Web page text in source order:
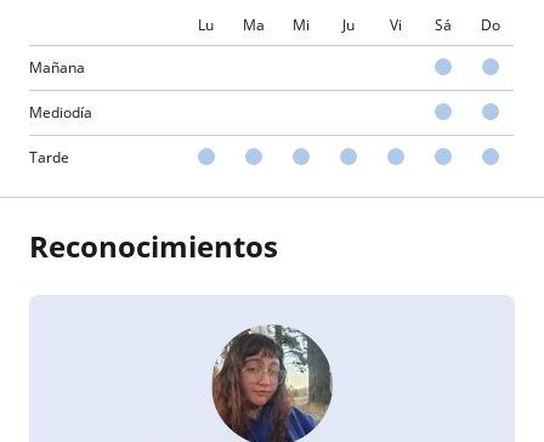
Lu Ma Mi Ju Vi Sá Do
Mañana
Mediodía
Tarde
Reconocimientos